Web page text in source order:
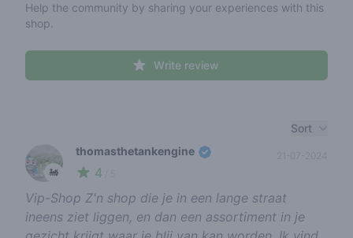
Help the community by sharing your experiences with this
shop.
Write review
Sort
🚂
thomasthetankengine
4
Vip-Shop Z'n shop die je in een lange straat
ineens ziet liggen, en dan een assortiment in je